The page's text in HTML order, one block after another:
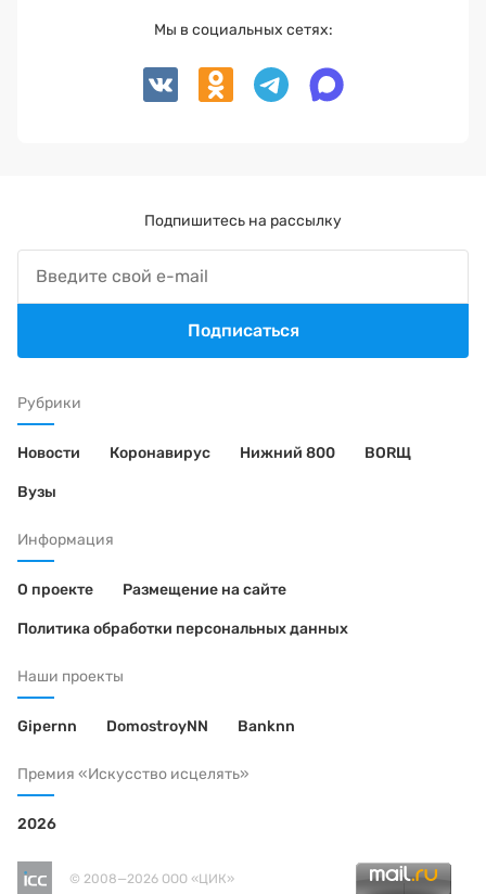
Рубрики
Новости Коронавирус Нижний 800 BORЩ
Вузы
Информация
О проекте Размещение на сайте
Политика обработки персональных данных
Наши проекты
Gipernn DomostroyNN Banknn
Премия «Искусство исцелять»
2026
© 2008—2026 ООО «ЦИК»
Мы в социальных сетях:
Подпишитесь на рассылку
Подписаться